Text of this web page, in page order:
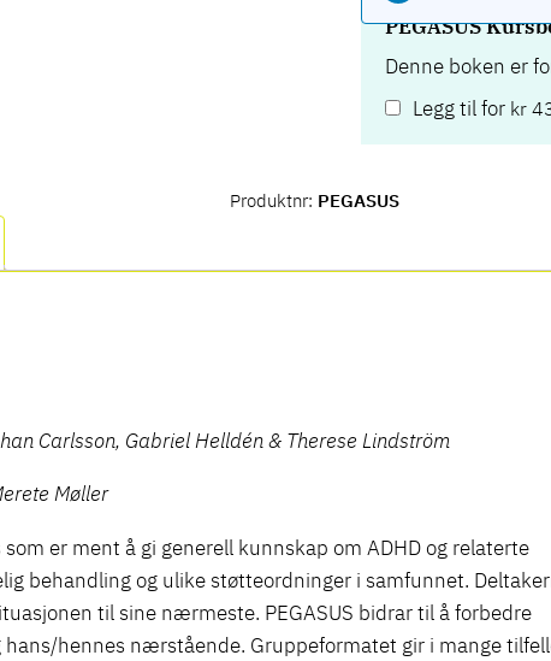
PEGASUS
Denne boken er
Legg til for kr
Produktnr: PEGASUS
Carlsson, Gabriel Helldén & Therese Lindström
Møller
er ment å gi generell kunnskap om ADHD og relaterte
behandling og ulike støtteordninger i samfunnet.
til sine nærmeste. PEGASUS bidrar til å forbedre
hans/hennes nærstående. Gruppeformatet gir i mange